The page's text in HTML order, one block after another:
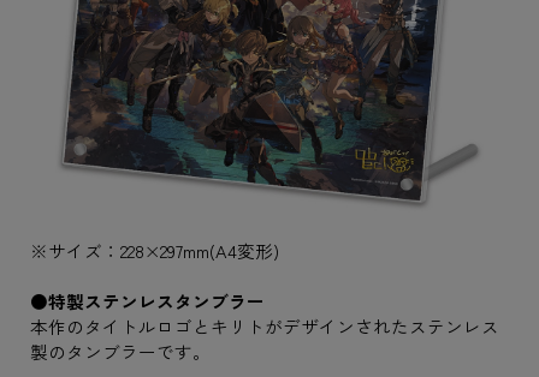
※サイズ：228×297mm(A4変形)
●特製ステンレスタンブラー
本作のタイトルロゴとキリトがデザインされたステンレス
製のタンブラーです。